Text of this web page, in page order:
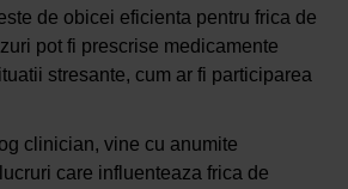
de obicei eficienta pentru frica de
pot fi prescrise medicamente
stresante, cum ar fi participarea
clinician, vine cu anumite
care influenteaza frica de